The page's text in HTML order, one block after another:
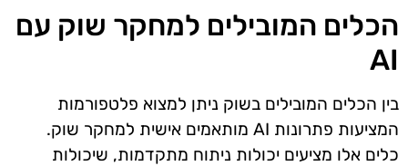
הכלים המובילים למחקר שוק עם
AI
בין הכלים המובילים בשוק ניתן למצוא פלטפורמות
המציעות פתרונות AI מותאמים אישית למחקר שוק.
כלים אלו מציעים יכולות ניתוח מתקדמות, שיכולות